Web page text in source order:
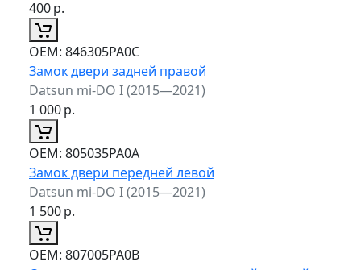
400р.
ОЕМ: 846305PA0C
Замок двери задней правой
Datsun mi-DO I (2015—2021)
1 000р.
ОЕМ: 805035PA0A
Замок двери передней левой
Datsun mi-DO I (2015—2021)
1 500р.
ОЕМ: 807005PA0B